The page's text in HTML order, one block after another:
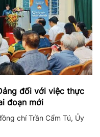
đối với việc thực
đoạn mới
chí Trần Cẩm Tú, Ủy